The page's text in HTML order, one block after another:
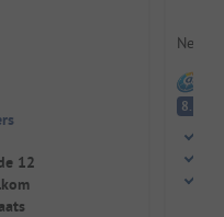
12
8.3